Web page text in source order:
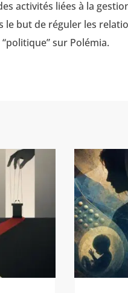
activités liées à la
but de réguler les
sur Polémia.